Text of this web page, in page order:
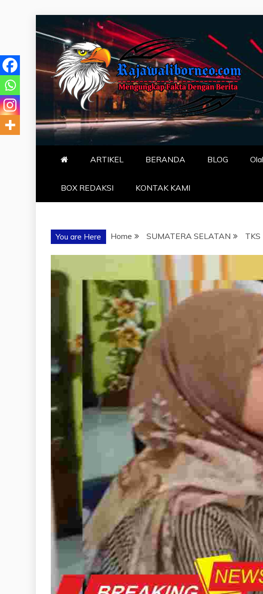
to
content
MENGUNGKAP
"NO JUSTICE NO VIRAL"
ARTIKEL BERANDA BLOG
BOX REDAKSI KONTAK KAMI
You are Here Home SUMATERA SELATAN TKS